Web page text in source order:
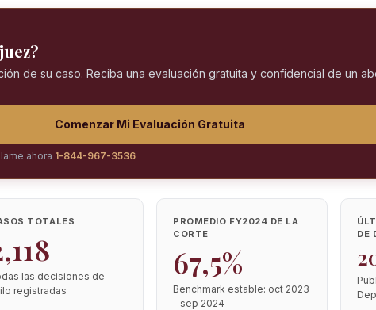
de su caso. Reciba una evaluación gratuita y confidencial de un
Comenzar Mi Evaluación Gratuita
ahora 1-844-967-3536
TOTALES
las decisiones de
registradas
PROMEDIO FY2024 DE LA
CORTE
67,5%
Benchmark estable: oct 2023
– sep 2024
DE